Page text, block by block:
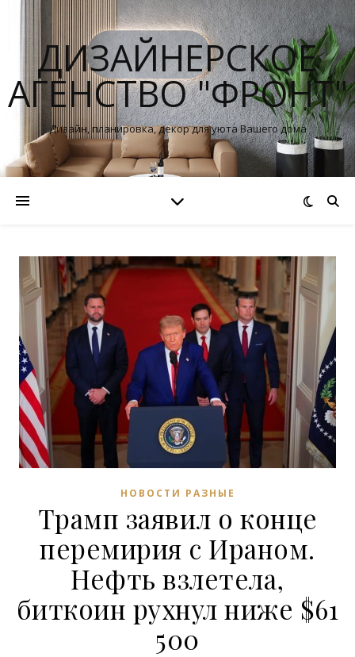
ДИЗАЙНЕРСКОЕ
АГЕНСТВО "ФРОНТ"
Дизайн, планировка, декор для уюта Вашего дома
НОВОСТИ РАЗНЫЕ
Трамп заявил о конце
перемирия с Ираном.
Нефть взлетела,
биткоин рухнул ниже $61
500